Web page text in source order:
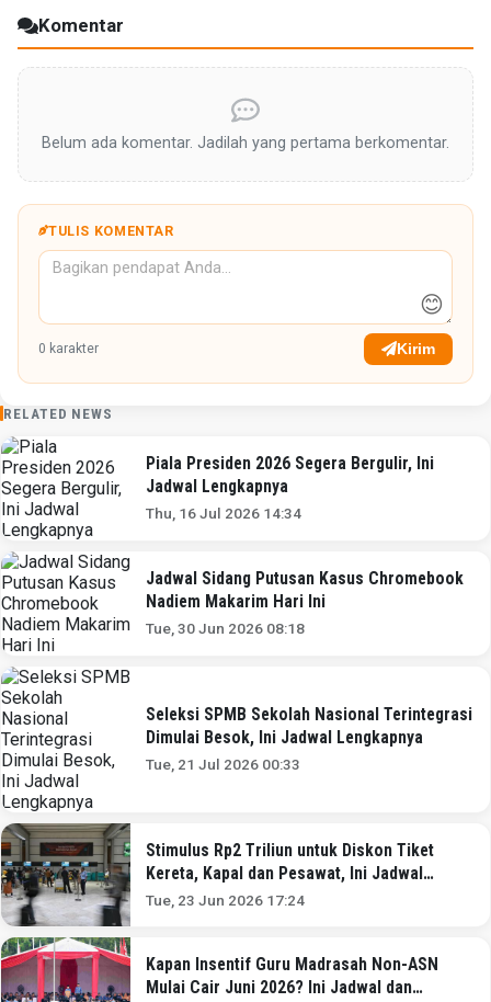
Komentar
Belum ada komentar. Jadilah yang pertama berkomentar.
TULIS KOMENTAR
😊
0 karakter Kirim
RELATED NEWS
Piala Presiden 2026 Segera Bergulir, Ini
Jadwal Lengkapnya
Thu, 16 Jul 2026 14:34
Jadwal Sidang Putusan Kasus Chromebook
Nadiem Makarim Hari Ini
Tue, 30 Jun 2026 08:18
Seleksi SPMB Sekolah Nasional Terintegrasi
Dimulai Besok, Ini Jadwal Lengkapnya
Tue, 21 Jul 2026 00:33
Stimulus Rp2 Triliun untuk Diskon Tiket
Kereta, Kapal dan Pesawat, Ini Jadwal
Lengkapnya
Tue, 23 Jun 2026 17:24
Kapan Insentif Guru Madrasah Non-ASN
Mulai Cair Juni 2026? Ini Jadwal dan